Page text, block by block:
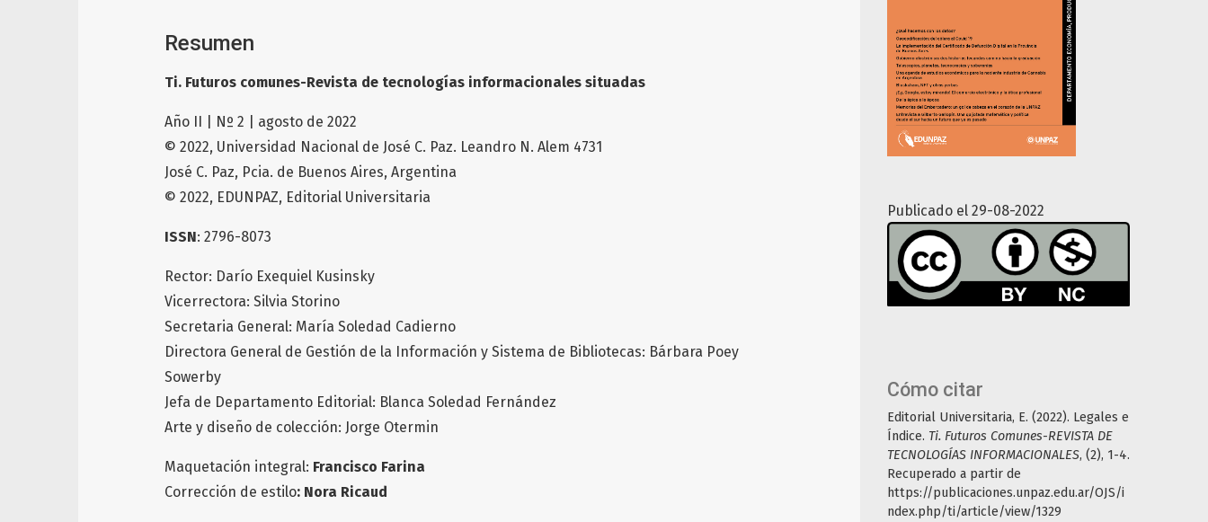
Publicado el 29-08-2022
Cómo citar
Editorial Universitaria, E. (2022). Legales e
Índice. Ti. Futuros Comunes-REVISTA DE
TECNOLOGÍAS INFORMACIONALES, (2), 1-4.
Recuperado a partir de
https://publicaciones.unpaz.edu.ar/OJS/i
ndex.php/ti/article/view/1329
Resumen
Ti. Futuros comunes-Revista de tecnologías informacionales situadas
Año II | Nº 2 | agosto de 2022
© 2022, Universidad Nacional de José C. Paz. Leandro N. Alem 4731
José C. Paz, Pcia. de Buenos Aires, Argentina
© 2022, EDUNPAZ, Editorial Universitaria
ISSN: 2796-8073
Rector: Darío Exequiel Kusinsky
Vicerrectora: Silvia Storino
Secretaria General: María Soledad Cadierno
Directora General de Gestión de la Información y Sistema de Bibliotecas: Bárbara Poey
Sowerby
Jefa de Departamento Editorial: Blanca Soledad Fernández
Arte y diseño de colección: Jorge Otermin
Maquetación integral: Francisco Farina
Corrección de estilo: Nora Ricaud